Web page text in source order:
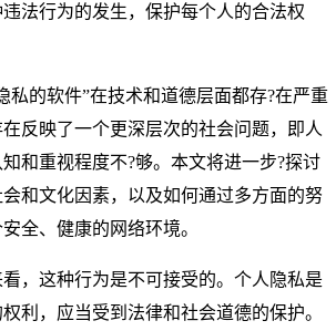
法行为的发生，保护每个人的合法权
私的软件”在技术和道德层面都存?在严重
反映了一个更深层次的社会问题，即人
和重视程度不?够。本文将进一步?探讨
和文化因素，以及如何通过多方面的努
全、健康的网络环境。
，这种行为是不可接受的。个人隐私是
利，应当受到法律和社会道德的保护。